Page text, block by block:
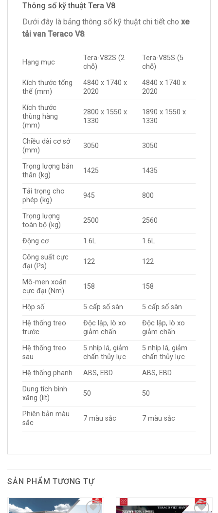
Thông số kỹ thuật Tera V8
Dưới đây là bảng thông số kỹ thuật chi tiết cho xe
tải van Teraco V8:
Hạng mục
Tera-V82S (2
chỗ)
Tera-V85S (5
chỗ)
Kích thước tổng
thể (mm)
4840 x 1740 x
2020
4840 x 1740 x
2020
Kích thước
thùng hàng
(mm)
2800 x 1550 x
1330
1890 x 1550 x
1330
Chiều dài cơ sở
(mm)
3050 3050
Trọng lượng bản
thân (kg)
1425 1435
Tải trọng cho
phép (kg)
945 800
Trọng lượng
toàn bộ (kg)
2500 2560
Động cơ 1.6L
1.6L
Công suất cực
đại (Ps)
122 122
Mô-men xoắn
cực đại (Nm)
158 158
Hộp số 5 cấp số sàn
5 cấp số sàn
Hệ thống treo
trước
Độc lập, lò xo
giảm chấn
Độc lập, lò xo
giảm chấn
Hệ thống treo
sau
5 nhíp lá, giảm
chấn thủy lực
5 nhíp lá, giảm
chấn thủy lực
Hệ thống phanh
ABS, EBD
ABS, EBD
Dung tích bình
xăng (lít)
50 50
Phiên bản màu
sắc
7 màu sắc 7 màu sắc
SẢN PHẨM TƯƠNG TỰ